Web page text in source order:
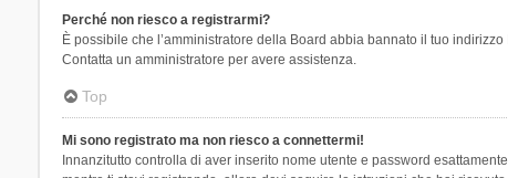
Perché non riesco a registrarmi?
È possibile che l’amministratore della Board abbia bannato il tuo
Contatta un amministratore per avere assistenza.
Top
Mi sono registrato ma non riesco a connettermi!
Innanzitutto controlla di aver inserito nome utente e password